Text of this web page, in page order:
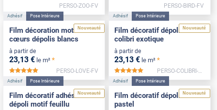
PERSO-ZOO-FV PERSO-BIRD-FV
Nouveauté
Adhésif Pose Intérieure
Film décoration motif
cœurs dépolis blancs
à partir de
23,13 € le m² *
*****
PERSO-LOVE-FV
Nouveauté
Adhésif Pose Intérieure
Film décoratif dépoli motif
colibri exotique
à partir de
23,13 € le m² *
*****
Nouveauté
Adhésif Pose Intérieure
Film décoratif adhésif
dépoli motif feuillu
Nouveauté
Adhésif Pose Intérieure
Film décoratif dépoli motif
pastel